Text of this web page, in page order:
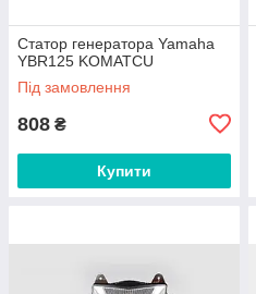
Статор генератора Yamaha
YBR125 KOMATCU
Під замовлення
808 ₴
Купити